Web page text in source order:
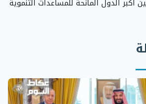
الدول المانحة للمساعدات التنموية